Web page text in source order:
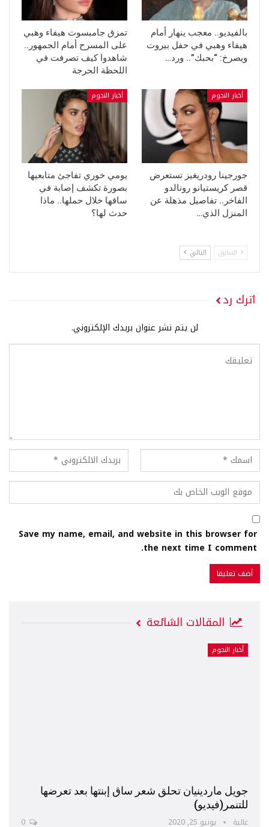
بالفيديو.. معجب ينهار أمام
هيفاء وهبي في حفل بيروت
ويصرخ: “بحبك”.. ورد…
تمزق جامبسوت هيفاء وهبي
على المسرح أمام الجمهور..
شاهدوا كيف تصرفت في
اللحظة الحرجة
أخبار النجوم
جورجينا رودريغيز تستعرض
قصر كريستيانو رونالدو
الفاخر.. تفاصيل مذهلة عن
المنزل الذي…
أخبار النجوم
يومي خوري تفاجئ متابعيها
بصورة تكشف إصابة في
ساقها خلال حملها.. ماذا
حدث لها؟
السابق التالي
اترك رد
لن يتم نشر عنوان بريدك الإلكتروني.
Save my name, email, and website in this browser for
the next time I comment.
المقالات الشائعة
أخبار النجوم
جويل ماردينيان تحلق شعر ساق إبنتها بعد تعرضها
للتنمر(فيديو)
عالية يونيو 25, 2020